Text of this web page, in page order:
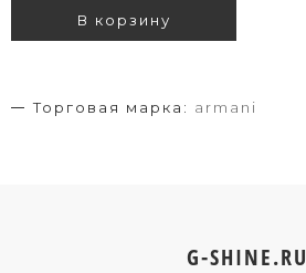
В корзину
Торговая марка: armani
G-SHINE.RU